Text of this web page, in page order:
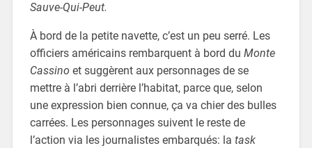
Sauve-Qui-Peut.
À bord de la petite navette, c’est un peu serré. Les
officiers américains rembarquent à bord du Monte
Cassino et suggèrent aux personnages de se
mettre à l’abri derrière l’habitat, parce que, selon
une expression bien connue, ça va chier des bulles
carrées. Les personnages suivent le reste de
l’action via les journalistes embarqués: la task